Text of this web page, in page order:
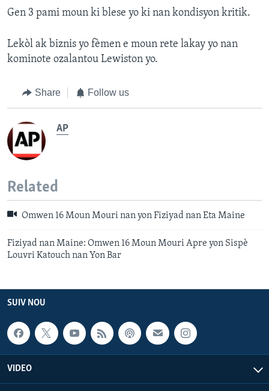
Gen 3 pami moun ki blese yo ki nan kondisyon kritik.
Lekòl ak biznis yo fèmen e moun rete lakay yo nan
kominote ozalantou Lewiston yo.
Share Follow us
AP
Related
Omwen 16 Moun Mouri nan yon Fiziyad nan Eta Maine
Fiziyad nan Maine: Omwen 16 Moun Mouri Apre yon Sispè
Louvri Katouch nan Yon Bar
SUIV NOU
VIDEO